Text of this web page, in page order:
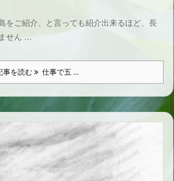
をご紹介、と言っても紹介出来るほど、長
せん ...
事を読む 仕事で五 ...